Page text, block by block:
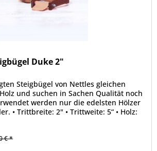
Duke 2"
Steigbügel von Nettles gleichen
und suchen in Sachen Qualität noch
werden nur die edelsten Hölzer
• Trittbreite: 2" • Trittweite: 5“ • Holz:
€ *